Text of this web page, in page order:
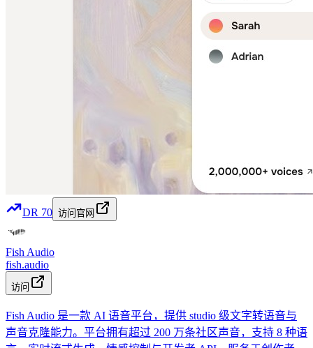
DR 70 访问官网
Fish Audio
fish.audio
访问
Fish Audio 是一款 AI 语音平台，提供 studio 级文字转语音与
声音克隆能力。平台拥有超过 200 万条社区声音，支持 8 种语